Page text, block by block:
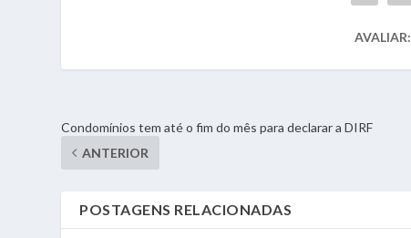
AVALIAR:
Condomínios tem até o fim do mês para declarar a DIRF
ANTERIOR
POSTAGENS RELACIONADAS